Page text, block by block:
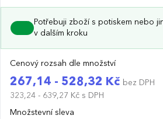
Potřebuji zboží s potiskem nebo
v dalším kroku
Cenový rozsah dle množství
267,14 - 528,32 Kč bez DPH
323,24 - 639,27 Kč s DPH
Množstevní sleva